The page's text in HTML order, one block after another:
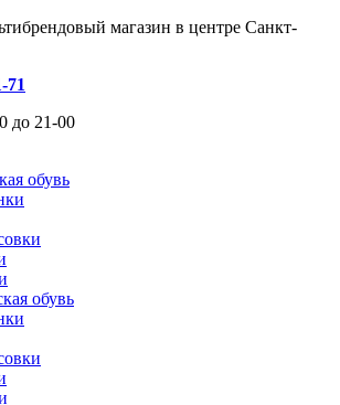
магазин в центре Санкт-
71
до 21-00
обувь
обувь